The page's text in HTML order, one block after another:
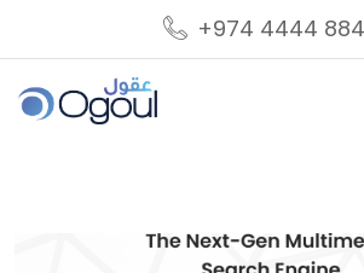
+974 4444